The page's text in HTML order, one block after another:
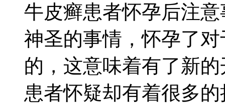
牛皮癣患者怀孕后注
神圣的事情，怀孕了
的，这意味着有了新
患者怀疑却有着很多